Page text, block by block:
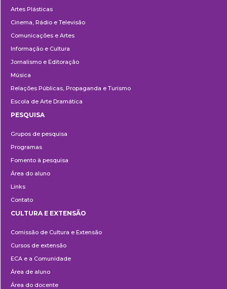
Artes Plásticas
Cinema, Rádio e Televisão
Comunicações e Artes
Informação e Cultura
Jornalismo e Editoração
Música
Relações Públicas, Propaganda e Turismo
Escola de Arte Dramática
PESQUISA
Grupos de pesquisa
Programas
Fomento à pesquisa
Área do aluno
Links
Contato
e
Extensão
CULTURA E EXTENSÃO
Comissão de Cultura e Extensão
Cursos de extensão
ECA e a Comunidade
Área de aluno
Área do docente